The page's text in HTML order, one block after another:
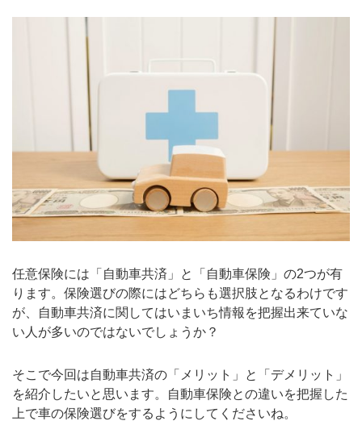
任意保険には「自動車共済」と「自動車保険」の2つが有
ります。保険選びの際にはどちらも選択肢となるわけです
が、自動車共済に関してはいまいち情報を把握出来ていな
い人が多いのではないでしょうか？
そこで今回は自動車共済の「メリット」と「デメリット」
を紹介したいと思います。自動車保険との違いを把握した
上で車の保険選びをするようにしてくださいね。